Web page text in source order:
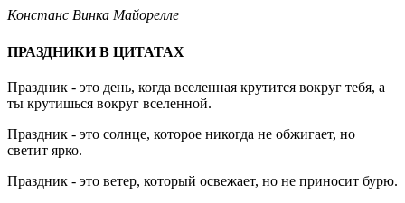
Констанс Винка Майорелле
ПРАЗДНИКИ В ЦИТАТАХ
Праздник - это день, когда вселенная крутится вокруг тебя, а
ты крутишься вокруг вселенной.
Праздник - это солнце, которое никогда не обжигает, но
светит ярко.
Праздник - это ветер, который освежает, но не приносит бурю.